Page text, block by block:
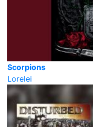
Scorpions
Lorelei